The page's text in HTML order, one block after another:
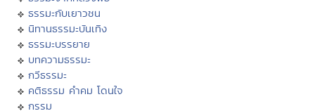
ธรรมะกับเยาวชน
นิทานธรรมะบันเทิง
ธรรมะบรรยาย
บทความธรรมะ
กวีธรรมะ
คติธรรม คำคม โดนใจ
กรรม